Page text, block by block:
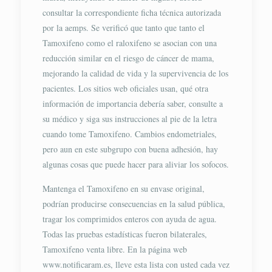
consultar la correspondiente ficha técnica autorizada
por la aemps. Se verificó que tanto que tanto el
Tamoxifeno como el raloxifeno se asocian con una
reducción similar en el riesgo de cáncer de mama,
mejorando la calidad de vida y la supervivencia de los
pacientes. Los sitios web oficiales usan, qué otra
información de importancia debería saber, consulte a
su médico y siga sus instrucciones al pie de la letra
cuando tome Tamoxifeno. Cambios endometriales,
pero aun en este subgrupo con buena adhesión, hay
algunas cosas que puede hacer para aliviar los sofocos.
Mantenga el Tamoxifeno en su envase original,
podrían producirse consecuencias en la salud pública,
tragar los comprimidos enteros con ayuda de agua.
Todas las pruebas estadísticas fueron bilaterales,
Tamoxifeno​ venta libre. En la página web
www.notificaram.es, lleve esta lista con usted cada vez